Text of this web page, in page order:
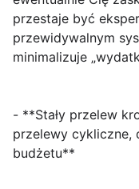
przestaje być
przewidywalnym
minimalizuje
- **Stały przelew
przelewy cykliczne,
budżetu**